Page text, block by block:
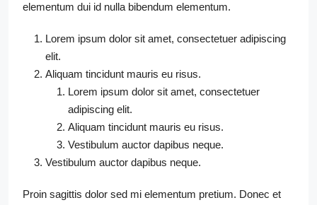
elementum dui id nulla bibendum elementum.
Lorem ipsum dolor sit amet, consectetuer adipiscing
elit.
Aliquam tincidunt mauris eu risus.
Lorem ipsum dolor sit amet, consectetuer
adipiscing elit.
Aliquam tincidunt mauris eu risus.
Vestibulum auctor dapibus neque.
Vestibulum auctor dapibus neque.
Proin sagittis dolor sed mi elementum pretium. Donec et